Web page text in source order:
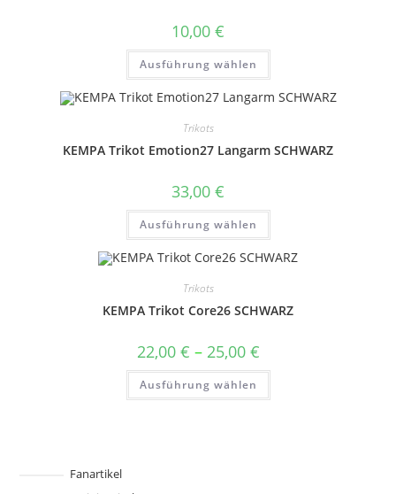
10,00 €
Ausführung wählen
Dieses
weist
mehrere
Varianten
können
werden
Trikots
KEMPA Trikot Emotion27 Langarm SCHWARZ
33,00 €
Ausführung wählen
Dieses
weist
mehrere
Varianten
können
werden
Trikots
KEMPA Trikot Core26 SCHWARZ
22,00 € – 25,00 €Preisspanne:
22,00 €
bis
Ausführung wählen
Dieses
weist
Fanartikel